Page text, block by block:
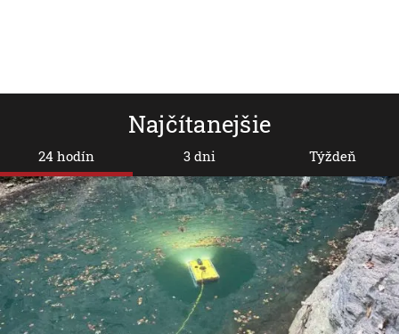
Najčítanejšie
24 hodín 3 dni Týždeň